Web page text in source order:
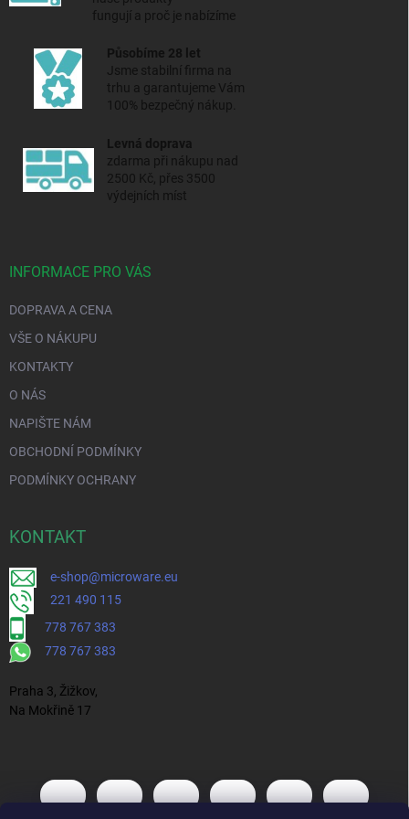
fungují a proč je nabízíme
Působíme 28 let
Jsme stabilní firma na
trhu a garantujeme Vám
100% bezpečný nákup.
Levná doprava
zdarma při nákupu nad
2500 Kč, přes 3500
výdejních míst
INFORMACE PRO VÁS
DOPRAVA A CENA
VŠE O NÁKUPU
KONTAKTY
O NÁS
NAPIŠTE NÁM
OBCHODNÍ PODMÍNKY
PODMÍNKY OCHRANY
KONTAKT
e-shop@microware.eu
221 490 115
778 767 383
778 767 383
Praha 3, Žižkov,
Na Mokřině 17